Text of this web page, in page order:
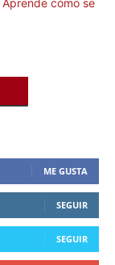
ME GUSTA
SEGUIR
SEGUIR